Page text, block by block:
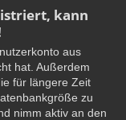
kann
aus
hat. Außerdem
für längere Zeit
zu
nimm aktiv an den